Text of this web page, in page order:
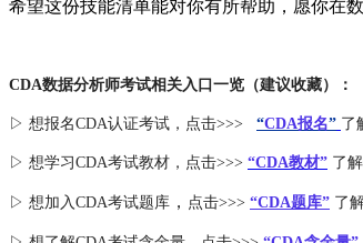
希望这份技能清单能对你有所帮助，愿你在
CDA数据分析师考试相关入口一览（建议收藏）：
▷ 想报名CDA认证考试，点击>>> “CDA报名” 了
▷ 想学习CDA考试教材，点击>>> “CDA教材” 了
▷ 想加入CDA考试题库 ， 点击>>> “CDA题库” 了